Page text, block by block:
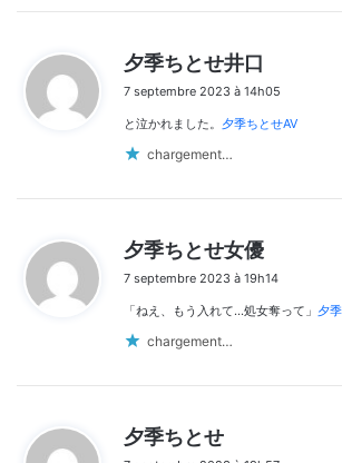
夕季ちとせ井口
t
7 septembre 2023 à 14h05
と泣かれました。 夕季ちとせAV
chargement…
夕季ちとせ女優
t
7 septembre 2023 à 19h14
「ねえ、もう入れて…処女奪って」 夕
chargement…
夕季ちとせ